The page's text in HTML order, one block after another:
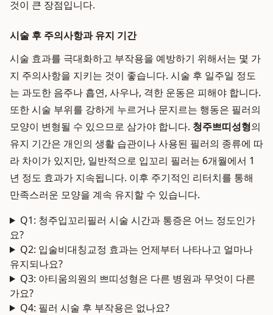
것이 큰 장점입니다.
시술 후 주의사항과 유지 기간
시술 효과를 극대화하고 부작용을 예방하기 위해서는 몇 가
지 주의사항을 지키는 것이 좋습니다. 시술 후 일주일 정도
는 과도한 음주나 흡연, 사우나, 격한 운동은 피해야 합니다.
또한 시술 부위를 강하게 누르거나 문지르는 행동은 필러의
모양이 변형될 수 있으므로 삼가야 합니다. 청주쁘띠성형의
유지 기간은 개인의 생활 습관이나 사용된 필러의 종류에 따
라 차이가 있지만, 일반적으로 입꼬리 필러는 6개월에서 1
년 정도 효과가 지속됩니다. 이후 주기적인 리터치를 통해
만족스러운 모양을 계속 유지할 수 있습니다.
Q1: 청주입꼬리필러 시술 시간과 통증은 어느 정도인가
요?
Q2: 입술비대칭교정 효과는 언제부터 나타나고 얼마나
유지되나요?
Q3: 아티움의원의 쁘띠성형은 다른 병원과 무엇이 다른
가요?
Q4: 필러 시술 후 부작용은 없나요?